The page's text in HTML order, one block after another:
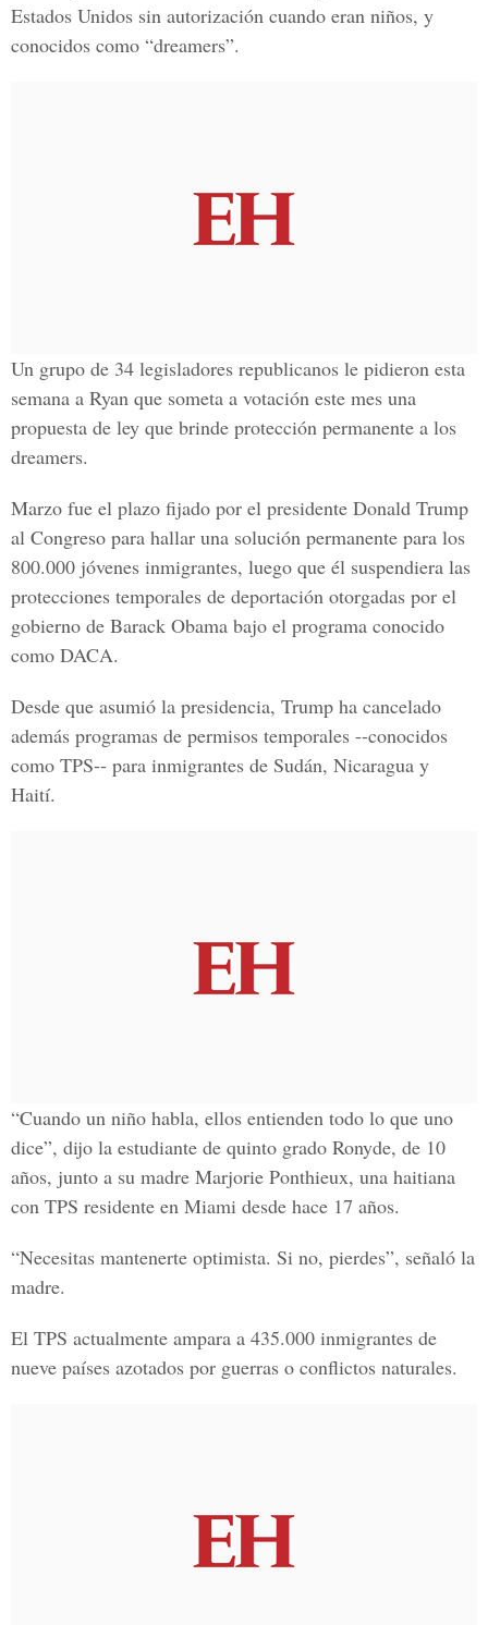
Estados Unidos sin autorización cuando eran niños, y
conocidos como “dreamers”.
Un grupo de 34 legisladores republicanos le pidieron esta
semana a Ryan que someta a votación este mes una
propuesta de ley que brinde protección permanente a los
dreamers.
Marzo fue el plazo fijado por el presidente Donald Trump
al Congreso para hallar una solución permanente para los
800.000 jóvenes inmigrantes, luego que él suspendiera las
protecciones temporales de deportación otorgadas por el
gobierno de Barack Obama bajo el programa conocido
como DACA.
Desde que asumió la presidencia, Trump ha cancelado
además programas de permisos temporales --conocidos
como TPS-- para inmigrantes de Sudán, Nicaragua y
Haití.
“Cuando un niño habla, ellos entienden todo lo que uno
dice”, dijo la estudiante de quinto grado Ronyde, de 10
años, junto a su madre Marjorie Ponthieux, una haitiana
con TPS residente en Miami desde hace 17 años.
“Necesitas mantenerte optimista. Si no, pierdes”, señaló la
madre.
El TPS actualmente ampara a 435.000 inmigrantes de
nueve países azotados por guerras o conflictos naturales.